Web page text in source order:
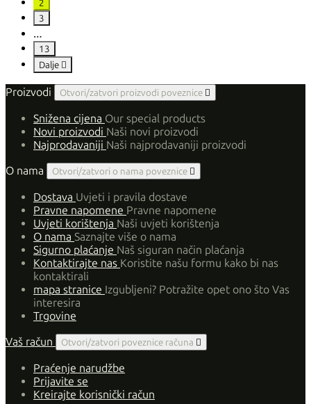
2
3
…
13
Dalje 
Proizvodi Otvori/zatvori proizvodi poveznice 
Snižena cijena Our special products
Novi proizvodi Naši novi proizvodi
Najprodavaniji Naši najprodavaniji proizvodi
O nama
Otvori/zatvori o nama poveznice 
Dostava Uvjeti i pravila dostave
Pravne napomene Pravne napomene
Uvjeti korištenja Naši uvjeti korištenja
O nama Saznajte više o nama
Sigurno plaćanje Naš siguran način plaćanja
Kontaktirajte nas Koristite našu formu kako bi nas
kontaktirali
mapa stranice Izgubljeni? Potražite opet ono što Vas
interesira
Trgovine
Vaš račun
Otvori/zatvori poveznice računa 
Praćenje narudžbe
Prijavite se
Kreirajte korisnički račun